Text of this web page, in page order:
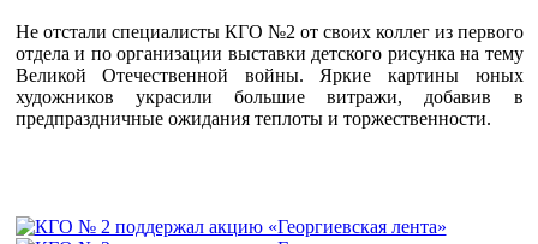
Не отстали специалисты КГО №2 от своих коллег из первого
отдела и по организации выставки детского рисунка на тему
Великой Отечественной войны. Яркие картины юных
художников украсили большие витражи, добавив в
предпраздничные ожидания теплоты и торжественности.